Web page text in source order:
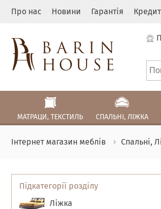
Про нас Новини Гарантія Кредит
МАТРАЦИ, ТЕКСТИЛЬ СПАЛЬНІ, ЛІЖКА
Інтернет магазин меблів Спальні,
Підкатегорії розділу
Ліжка